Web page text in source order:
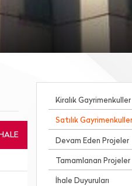
Kiralık Gayrimenkuller
Satılık Gayrimenkuller
Devam Eden Projeler
Tamamlanan Projeler
İhale Duyuruları